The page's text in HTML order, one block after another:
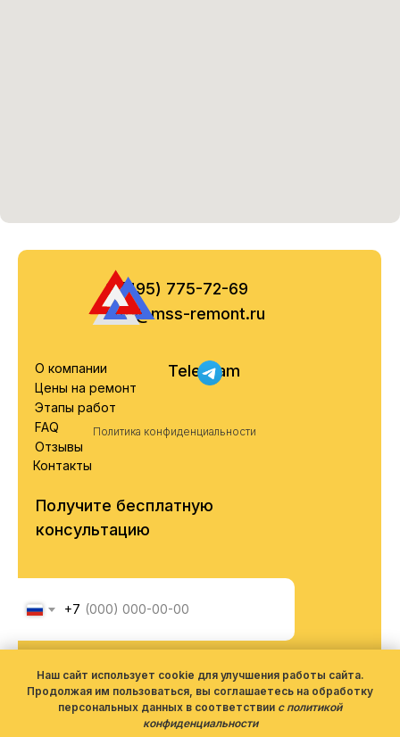
Telegram
8 (495) 775-72-69
info@mss-remont.ru
Политика конфиденциальности
Цены на ремонт
Этапы работ
FAQ
Отзывы
О компании
Получите бесплатную
консультацию
+7
персональных данных согласно
политики конфиденциальности
Контакты
Наш сайт использует cookie для улучшения работы сайта.
Продолжая им пользоваться, вы соглашаетесь на обработку
персональных данных в соответствии с политикой
конфиденциальности